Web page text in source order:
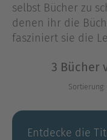
selbst Bücher zu
denen ihr die
fasziniert sie die
3 Bücher
Entdecke die